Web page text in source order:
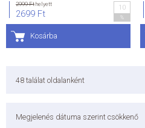
2999 Fthelyett
2699 Ft
10
Kosárba
48 találat oldalanként
Megjelenés dátuma szerint csökkenő